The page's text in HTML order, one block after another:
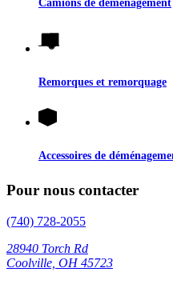
Remorques et remorquage
Accessoires de
Pour nous contacter
(740) 728-2055
28940 Torch Rd
Coolville, OH 45723